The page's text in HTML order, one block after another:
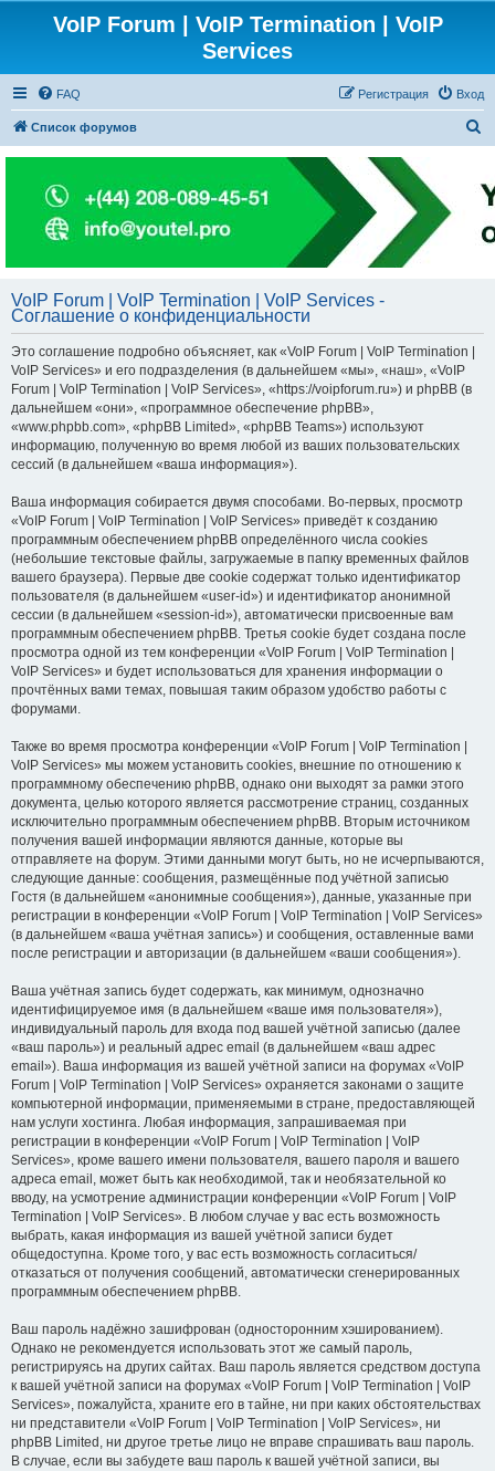
VoIP Forum | VoIP Termination | VoIP
Services
FAQ Вход
Регистрация
Список форумов
с
к
VoIP Forum | VoIP Termination | VoIP Services -
Соглашение о конфиденциальности
Это соглашение подробно объясняет, как «VoIP Forum | VoIP Termination |
VoIP Services» и его подразделения (в дальнейшем «мы», «наш», «VoIP
Forum | VoIP Termination | VoIP Services», «https://voipforum.ru») и phpBB (в
дальнейшем «они», «программное обеспечение phpBB»,
«www.phpbb.com», «phpBB Limited», «phpBB Teams») используют
информацию, полученную во время любой из ваших пользовательских
сессий (в дальнейшем «ваша информация»).
Ваша информация собирается двумя способами. Во-первых, просмотр
«VoIP Forum | VoIP Termination | VoIP Services» приведёт к созданию
программным обеспечением phpBB определённого числа cookies
(небольшие текстовые файлы, загружаемые в папку временных файлов
вашего браузера). Первые две cookie содержат только идентификатор
пользователя (в дальнейшем «user-id») и идентификатор анонимной
сессии (в дальнейшем «session-id»), автоматически присвоенные вам
программным обеспечением phpBB. Третья cookie будет создана после
просмотра одной из тем конференции «VoIP Forum | VoIP Termination |
VoIP Services» и будет использоваться для хранения информации о
прочтённых вами темах, повышая таким образом удобство работы с
форумами.
Также во время просмотра конференции «VoIP Forum | VoIP Termination |
VoIP Services» мы можем установить cookies, внешние по отношению к
программному обеспечению phpBB, однако они выходят за рамки этого
документа, целью которого является рассмотрение страниц, созданных
исключительно программным обеспечением phpBB. Вторым источником
получения вашей информации являются данные, которые вы
отправляете на форум. Этими данными могут быть, но не исчерпываются,
следующие данные: сообщения, размещённые под учётной записью
Гостя (в дальнейшем «анонимные сообщения»), данные, указанные при
регистрации в конференции «VoIP Forum | VoIP Termination | VoIP Services»
(в дальнейшем «ваша учётная запись») и сообщения, оставленные вами
после регистрации и авторизации (в дальнейшем «ваши сообщения»).
Ваша учётная запись будет содержать, как минимум, однозначно
идентифицируемое имя (в дальнейшем «ваше имя пользователя»),
индивидуальный пароль для входа под вашей учётной записью (далее
«ваш пароль») и реальный адрес email (в дальнейшем «ваш адрес
email»). Ваша информация из вашей учётной записи на форумах «VoIP
Forum | VoIP Termination | VoIP Services» охраняется законами о защите
компьютерной информации, применяемыми в стране, предоставляющей
нам услуги хостинга. Любая информация, запрашиваемая при
регистрации в конференции «VoIP Forum | VoIP Termination | VoIP
Services», кроме вашего имени пользователя, вашего пароля и вашего
адреса email, может быть как необходимой, так и необязательной ко
вводу, на усмотрение администрации конференции «VoIP Forum | VoIP
Termination | VoIP Services». В любом случае у вас есть возможность
выбрать, какая информация из вашей учётной записи будет
общедоступна. Кроме того, у вас есть возможность согласиться/
отказаться от получения сообщений, автоматически сгенерированных
программным обеспечением phpBB.
Ваш пароль надёжно зашифрован (односторонним хэшированием).
Однако не рекомендуется использовать этот же самый пароль,
регистрируясь на других сайтах. Ваш пароль является средством доступа
к вашей учётной записи на форумах «VoIP Forum | VoIP Termination | VoIP
Services», пожалуйста, храните его в тайне, ни при каких обстоятельствах
ни представители «VoIP Forum | VoIP Termination | VoIP Services», ни
phpBB Limited, ни другое третье лицо не вправе спрашивать ваш пароль.
В случае, если вы забудете ваш пароль к вашей учётной записи, вы